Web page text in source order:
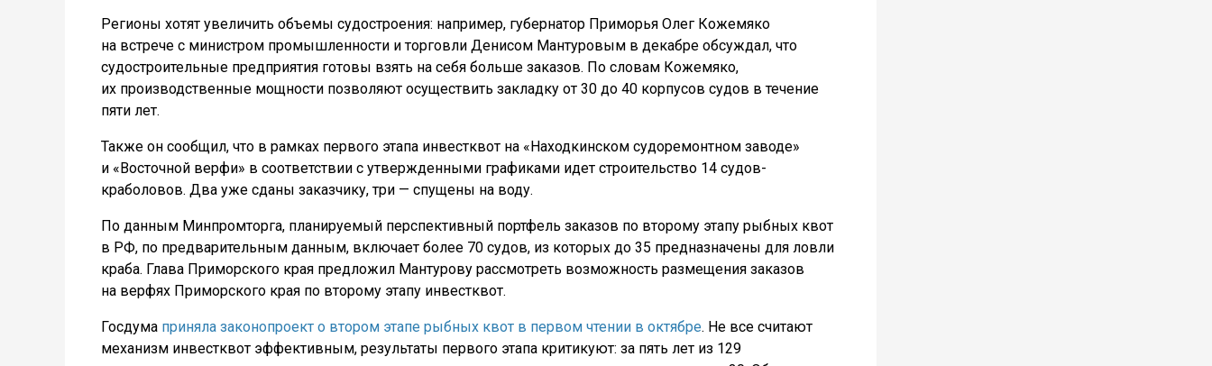
Регионы хотят увеличить объемы судостроения: например, губернатор Приморья Олег Кожемяко
на встрече с министром промышленности и торговли Денисом Мантуровым в декабре обсуждал, что
судостроительные предприятия готовы взять на себя больше заказов. По словам Кожемяко,
их производственные мощности позволяют осуществить закладку от 30 до 40 корпусов судов в течение
пяти лет.
Также он сообщил, что в рамках первого этапа инвестквот на «Находкинском судоремонтном заводе»
и «Восточной верфи» в соответствии с утвержденными графиками идет строительство 14 судов-
краболовов. Два уже сданы заказчику, три — спущены на воду.
По данным Минпромторга, планируемый перспективный портфель заказов по второму этапу рыбных квот
в РФ, по предварительным данным, включает более 70 судов, из которых до 35 предназначены для ловли
краба. Глава Приморского края предложил Мантурову рассмотреть возможность размещения заказов
на верфях Приморского края по второму этапу инвестквот.
Госдума приняла законопроект о втором этапе рыбных квот в первом чтении в октябре. Не все считают
механизм инвестквот эффективным, результаты первого этапа критикуют: за пять лет из 129